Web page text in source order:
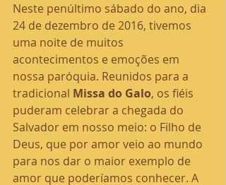
Neste penúltimo sábado do ano, dia
24 de dezembro de 2016, tivemos
uma noite de muitos
acontecimentos e emoções em
nossa paróquia. Reunidos para a
tradicional Missa do Galo, os fiéis
puderam celebrar a chegada do
Salvador em nosso meio: o Filho de
Deus, que por amor veio ao mundo
para nos dar o maior exemplo de
amor que poderíamos conhecer. A